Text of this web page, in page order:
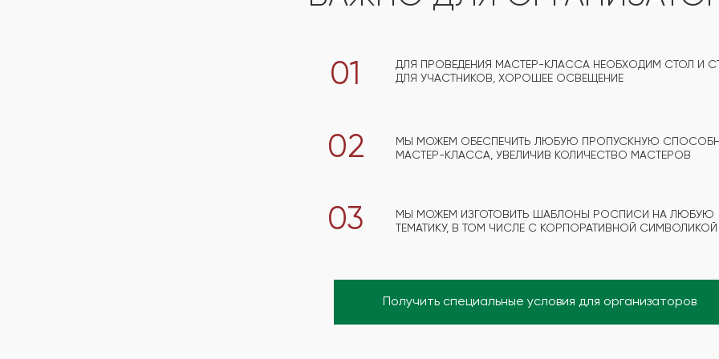
01
02
03
ДЛЯ ПРОВЕДЕНИЯ МАСТЕР-КЛАССА НЕОБХОДИМ СТОЛ И
ДЛЯ УЧАСТНИКОВ, ХОРОШЕЕ ОСВЕЩЕНИЕ
МЫ МОЖЕМ ОБЕСПЕЧИТЬ ЛЮБУЮ ПРОПУСКНУЮ
МАСТЕР-КЛАССА, УВЕЛИЧИВ КОЛИЧЕСТВО МАСТЕРОВ
МЫ МОЖЕМ ИЗГОТОВИТЬ ШАБЛОНЫ РОСПИСИ НА ЛЮБУЮ
ТЕМАТИКУ, В ТОМ ЧИСЛЕ С КОРПОРАТИВНОЙ СИМВОЛИКОЙ
Получить специальные условия для организаторов